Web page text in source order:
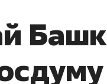
бизнес может
минимум